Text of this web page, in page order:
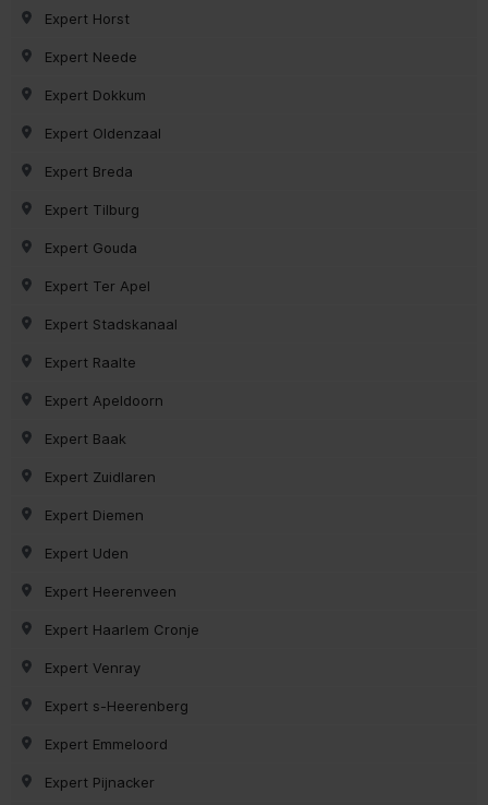
Expert Horst
Expert Neede
Expert Dokkum
Expert Oldenzaal
Expert Breda
Expert Tilburg
Expert Gouda
Expert Ter Apel
Expert Stadskanaal
Expert Raalte
Expert Apeldoorn
Expert Baak
Expert Zuidlaren
Expert Diemen
Expert Uden
Expert Heerenveen
Expert Haarlem Cronje
Expert Venray
Expert s-Heerenberg
Expert Emmeloord
Expert Pijnacker